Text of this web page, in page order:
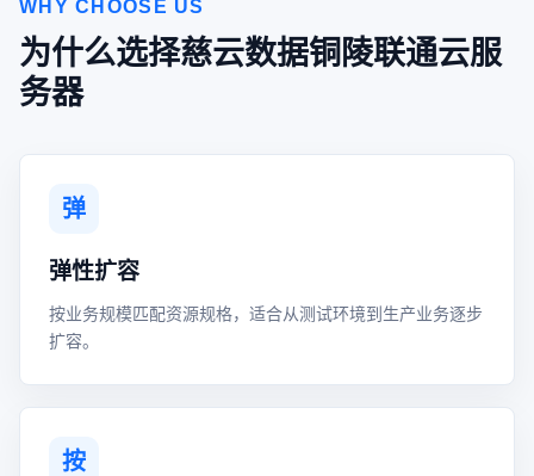
WHY CHOOSE US
为什么选择慈云数据铜陵联通云服
务器
弹
弹性扩容
按业务规模匹配资源规格，适合从测试环境到生产业务逐步
扩容。
按